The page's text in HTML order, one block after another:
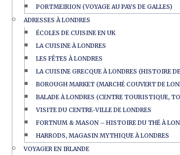
PORTMEIRION (VOYAGE AU PAYS DE GALLES)
ADRESSES À LONDRES
ÉCOLES DE CUISINE EN UK
LA CUISINE À LONDRES
LES FÊTES À LONDRES
LA CUISINE GRECQUE À LONDRES (HISTOIRE
BOROUGH MARKET (MARCHÉ COUVERT DE
BALADE À LONDRES (CENTRE TOURISTIQUE,
VISITE DU CENTRE-VILLE DE LONDRES
FORTNUM & MASON – HISTOIRE DU THÉ À
HARRODS, MAGASIN MYTHIQUE À LONDRES
VOYAGER EN IRLANDE